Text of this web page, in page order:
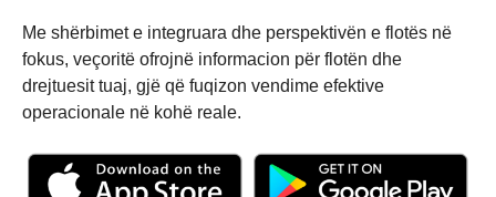
Me shërbimet e integruara dhe perspektivën e flotës në
fokus, veçoritë ofrojnë informacion për flotën dhe
drejtuesit tuaj, gjë që fuqizon vendime efektive
operacionale në kohë reale.